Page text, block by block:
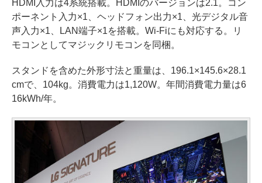
HDMI入力は4系統搭載。HDMIのバージョンは2.1。コン
ポーネント入力×1、ヘッドフォン出力×1、光デジタル音
声入力×1、LAN端子×1を搭載。Wi-Fiにも対応する。リ
モコンとしてマジックリモコンを同梱。
スタンドを含めた外形寸法と重量は、196.1×145.6×28.1
cmで、104kg。消費電力は1,120W。年間消費電力量は6
16kWh/年。